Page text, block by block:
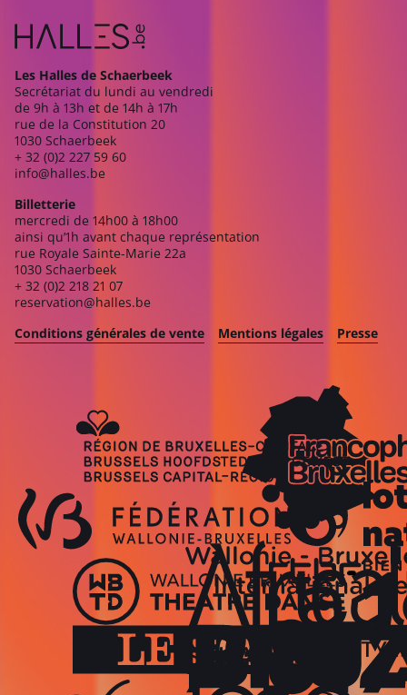
Les Halles de Schaerbeek
Secrétariat du lundi au vendredi
de 9h à 13h et de 14h à 17h
rue de la Constitution 20
1030 Schaerbeek
+ 32 (0)2 227 59 60
info@halles.be
Billetterie
mercredi de 14h00 à 18h00
ainsi qu’1h avant chaque représentation
rue Royale Sainte-Marie 22a
1030 Schaerbeek
+ 32 (0)2 218 21 07
reservation@halles.be
Conditions générales de vente
Mentions légales Presse